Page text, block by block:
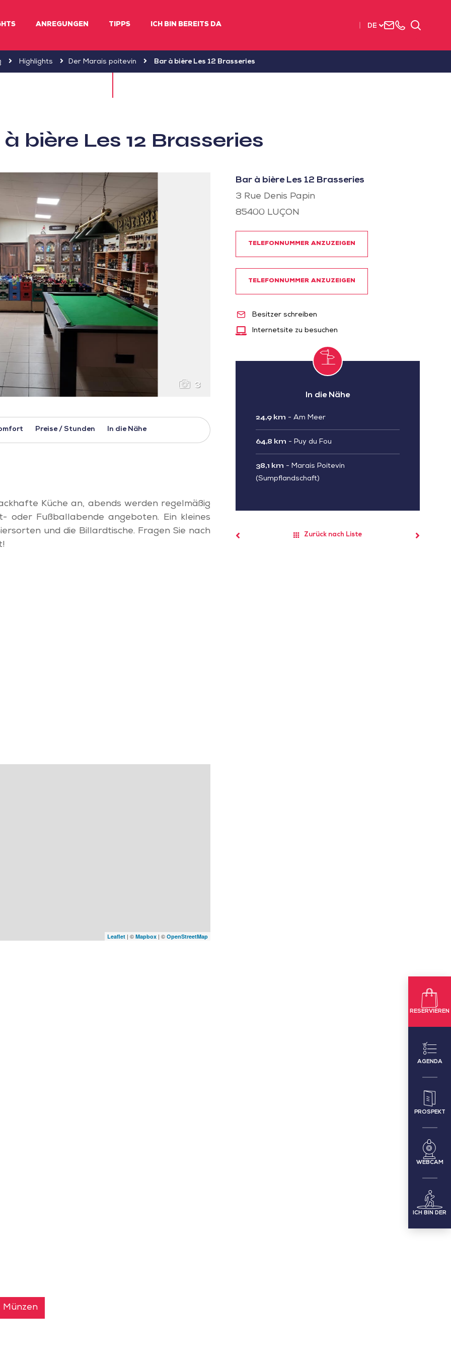
ANREGUNGEN TIPPS ICH BIN BEREITS DA DE
Uns+33Suchen
RESERVIEREN
AGENDA
PROSPEKT
WEBCAM
ICH BIN DER
Highlights Der Marais poitevin Bar à bière Les 12 Brasseries
bière Les 12 Brasseries
3
Preise / Stunden In die Nähe
Küche an, abends werden regelmäßig
oder Fußballabende angeboten. Ein kleines
und die Billardtische. Fragen Sie nach
Leaflet | © Mapbox | © OpenStreetMap
Münzen
Bar à bière Les 12 Brasseries
3 Rue Denis Papin
85400 LUÇON
TELEFONNUMMER ANZUZEIGEN
TELEFONNUMMER ANZUZEIGEN
Besitzer schreiben
Internetsite zu besuchen
In die Nähe
24,9 km - Am Meer
64,8 km - Puy du Fou
38,1 km - Marais Poitevin
(Sumpflandschaft)
Zurück nach Liste